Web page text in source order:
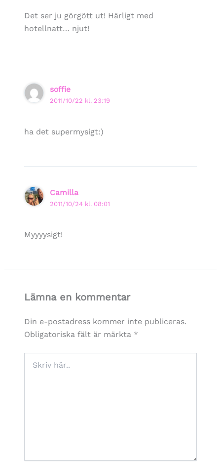
Det ser ju görgött ut! Härligt med
hotellnatt… njut!
soffie
2011/10/22 kl. 23:19
ha det supermysigt:)
Camilla
2011/10/24 kl. 08:01
Myyyysigt!
Lämna en kommentar
Din e-postadress kommer inte publiceras.
Obligatoriska fält är märkta *
här..